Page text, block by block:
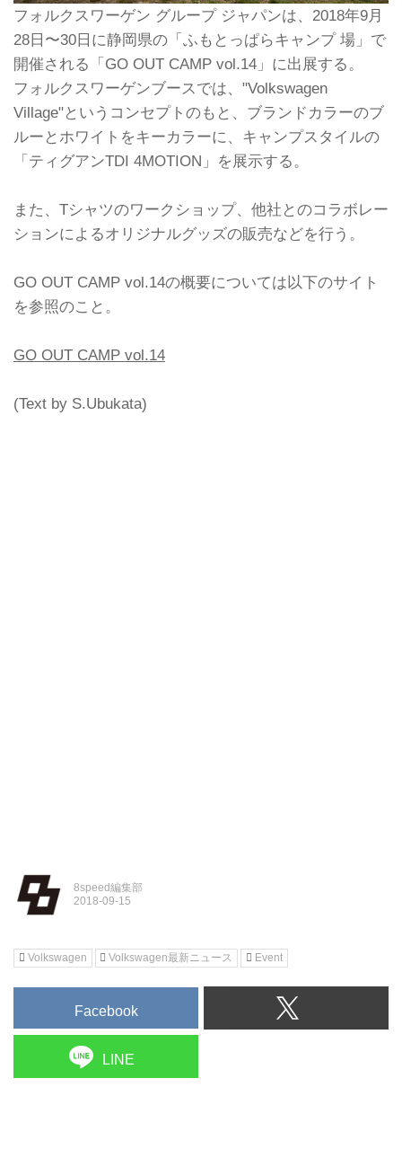
フォルクスワーゲン グループ ジャパンは、2018年9月
28日〜30日に静岡県の「ふもとっぱらキャンプ 場」で
開催される「GO OUT CAMP vol.14」に出展する。
フォルクスワーゲンブースでは、"Volkswagen
Village"というコンセプトのもと、ブランドカラーのブ
ルーとホワイトをキーカラーに、キャンプスタイルの
「ティグアンTDI 4MOTION」を展示する。
また、Tシャツのワークショップ、他社とのコラボレー
ションによるオリジナルグッズの販売などを行う。
GO OUT CAMP vol.14の概要については以下のサイト
を参照のこと。
GO OUT CAMP vol.14
(Text by S.Ubukata)
8speed編集部
Volkswagen Volkswagen最新ニュース Event
Facebook
LINE